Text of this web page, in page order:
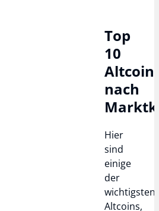
Top
10
nach
Hier
sind
einige
der
wichtigsten
Altcoins,